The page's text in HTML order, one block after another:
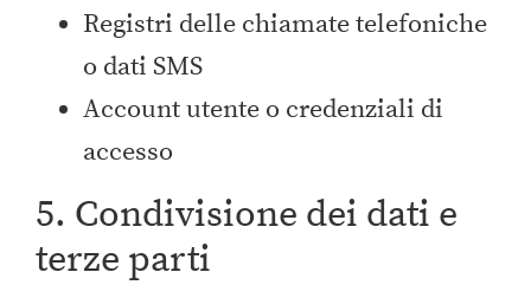
Registri delle chiamate telefoniche
o dati SMS
Account utente o credenziali di
accesso
5. Condivisione dei dati e
terze parti